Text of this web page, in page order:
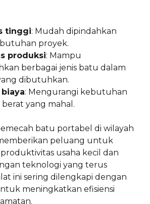
tinggi: Mudah dipindahkan
proyek.
produksi: Mampu
berbagai jenis batu dalam
dibutuhkan.
: Mengurangi kebutuhan
yang mahal.
batu portabel di wilayah
peluang untuk
usaha kecil dan
teknologi yang terus
ini sering dilengkapi dengan
meningkatkan efisiensi